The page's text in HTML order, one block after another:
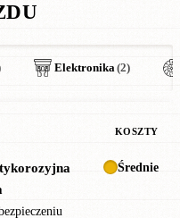
Elektronika (2)
KOSZTY
Średnie